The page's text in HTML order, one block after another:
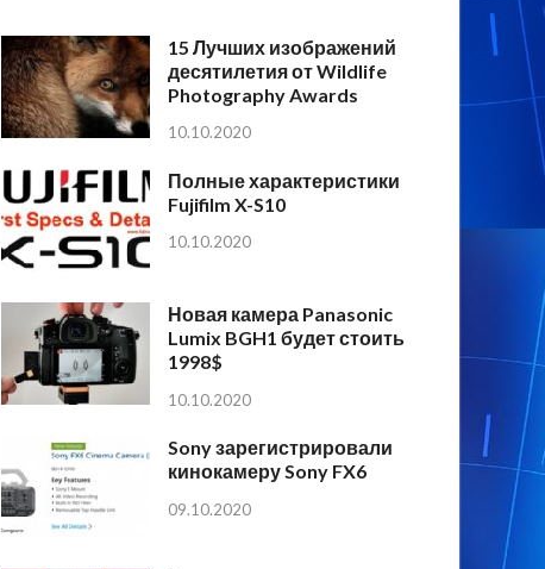
15 Лучших изображений
десятилетия от Wildlife
Photography Awards
10.10.2020
Полные характеристики
Fujifilm X-S10
10.10.2020
Новая камера Panasonic
Lumix BGH1 будет стоить
1998$
10.10.2020
Sony зарегистрировали
кинокамеру Sony FX6
09.10.2020